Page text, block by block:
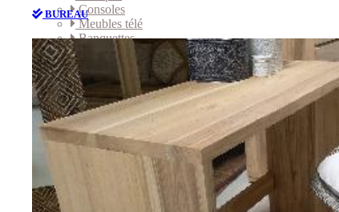
BUREAUConsoles
Meubles télé
Banquettes
Tables basses
Fauteuils
BUREAU